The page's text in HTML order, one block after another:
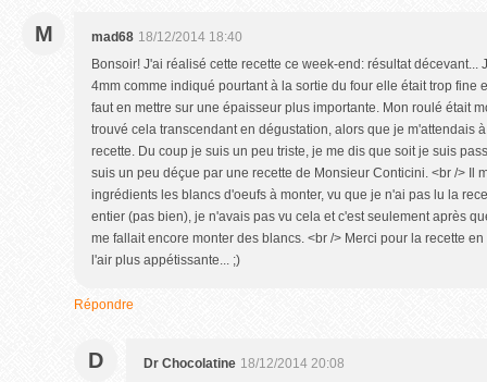
M mad68 18/12/2014 18:40
Bonsoir! J'ai réalisé cette recette ce week-end: résultat décevant...
4mm comme indiqué pourtant à la sortie du four elle était trop fine
faut en mettre sur une épaisseur plus importante. Mon roulé était
trouvé cela transcendant en dégustation, alors que je m'attendais
recette. Du coup je suis un peu triste, je me dis que soit je suis
suis un peu déçue par une recette de Monsieur Conticini. <br /> Il
ingrédients les blancs d'oeufs à monter, vu que je n'ai pas lu la
entier (pas bien), je n'avais pas vu cela et c'est seulement après
me fallait encore monter des blancs. <br /> Merci pour la recette
l'air plus appétissante... ;)
Répondre
D Dr Chocolatine 18/12/2014 20:08